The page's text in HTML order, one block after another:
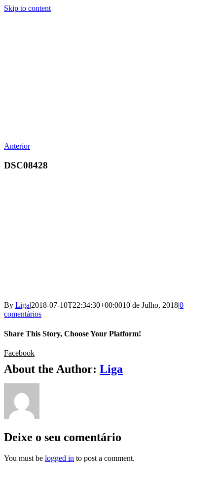
Skip to content
Anterior
DSC08428
By Liga|2018-07-10T22:34:30+00:0010 de Julho, 2018|0
comentários
Share This Story, Choose Your Platform!
Facebook
About the Author: Liga
Deixe o seu comentário
You must be logged in to post a comment.